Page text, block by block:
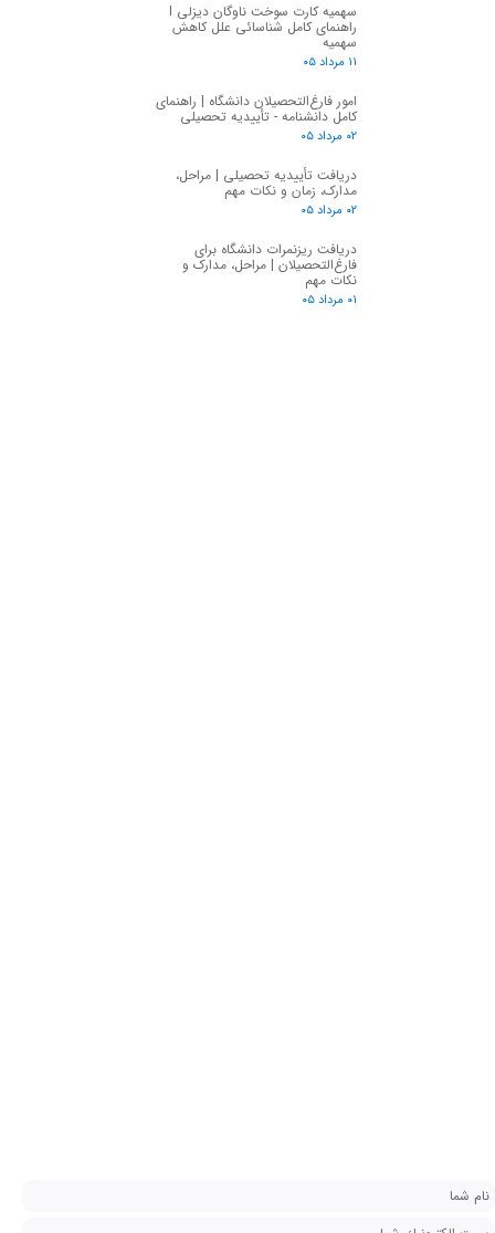
سهمیه کارت سوخت ناوگان دیزلی I
راهنمای کامل شناسائی علل کاهش
سهمیه
۱۱ مرداد ۰۵
امور فارغ‌التحصیلان دانشگاه | راهنمای
کامل دانشنامه - تأییدیه تحصیلی
۰۲ مرداد ۰۵
دریافت تأییدیه تحصیلی | مراحل،
مدارک، زمان و نکات مهم
۰۲ مرداد ۰۵
دریافت ریزنمرات دانشگاه برای
فارغ‌التحصیلان | مراحل، مدارک و
نکات مهم
۰۱ مرداد ۰۵